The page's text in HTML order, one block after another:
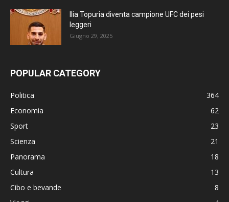
Ilia Topuria diventa campione UFC dei pesi
leggeri
Giugno 29, 2025
POPULAR CATEGORY
Politica
364
Economia
62
Sport
23
Scienza
21
Panorama
18
Cultura
13
Cibo e bevande
8